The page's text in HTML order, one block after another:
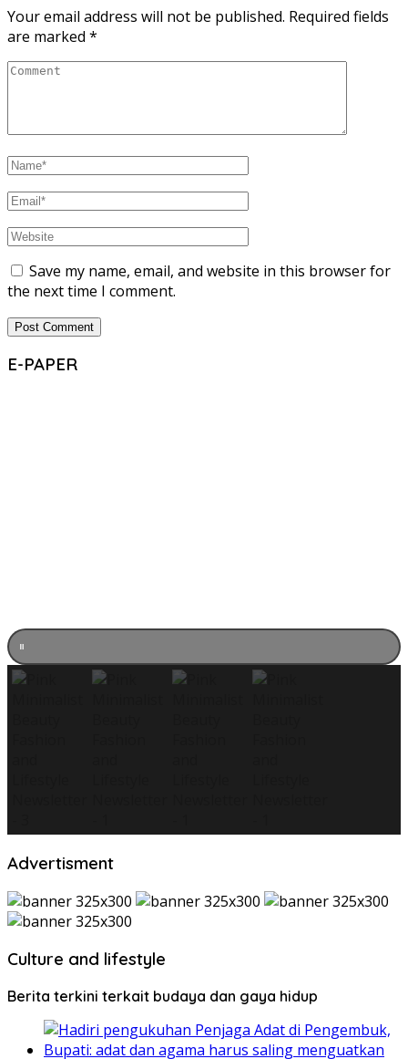
Your email address will not be published. Required fields
are marked *
Save my name, email, and website in this browser for
the next time I comment.
E-PAPER
Advertisment
Culture and lifestyle
Berita terkini terkait budaya dan gaya hidup